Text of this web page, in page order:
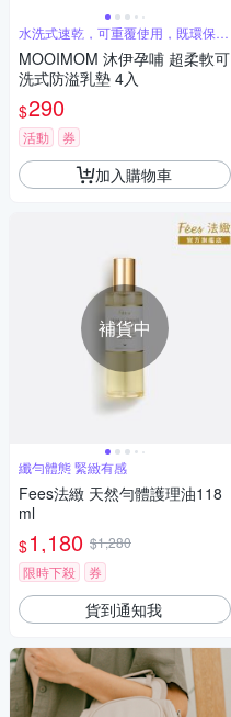
水洗式速乾，可重覆使用，既環保又
經濟實惠
MOOIMOM 沐伊孕哺 超柔軟可
洗式防溢乳墊 4入
$290
活動 券
加入購物車
補貨中
纖勻體態 緊緻有感
Fees法緻 天然勻體護理油118
ml
$1,180 $1,280
限時下殺
券
貨到通知我